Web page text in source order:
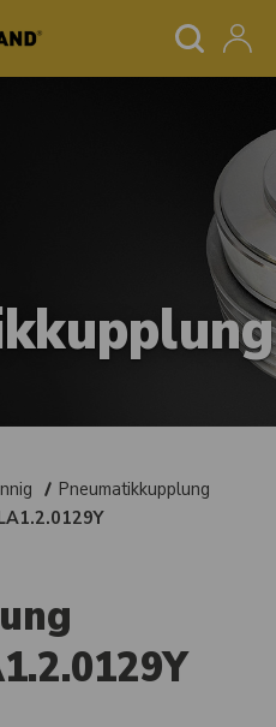
Pneumatikkupplung